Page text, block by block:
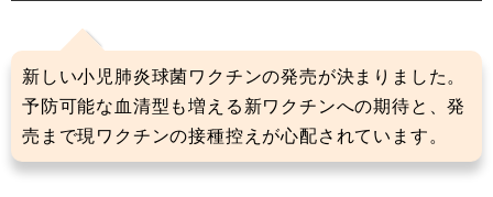
新しい小児肺炎球菌ワクチンの発売が決まりました。
予防可能な血清型も増える新ワクチンへの期待と、発
売まで現ワクチンの接種控えが心配されています。